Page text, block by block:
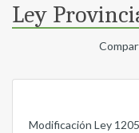
Ley
Modificación Ley